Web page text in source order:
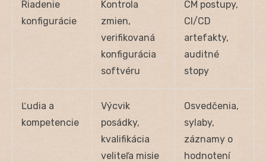
Riadenie
konfigurácie
Kontrola
zmien,
verifikovaná
konfigurácia
softvéru
CM postupy,
CI/CD
artefakty,
auditné
stopy
Ľudia a
kompetencie
Výcvik
posádky,
kvalifikácia
veliteľa misie
Osvedčenia,
sylaby,
záznamy o
hodnotení